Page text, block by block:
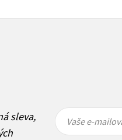
sleva,
mailová
mailová
Vaše e-